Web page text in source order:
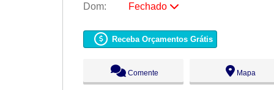
Dom:
Fechado
09:00 - 18:00
Qua:
09:00 - 18:00
09:00 - 18:00
Sáb:
Fechado
Receba Orçamentos Grátis
Comente Mapa